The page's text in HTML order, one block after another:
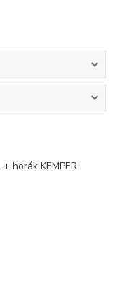
horák KEMPER